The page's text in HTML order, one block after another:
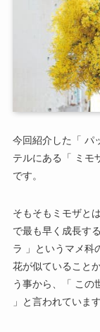
今回紹介した「 パ
テルにある「 ミモ
です。
そもそもミモザと
で最も早く成長す
ラ 」というマメ科
花が似ていること
う事から、「 この
」と言われています